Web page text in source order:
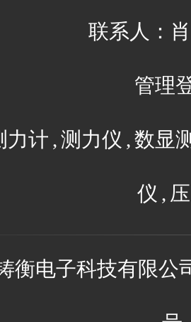
联系人：
管理
力计 , 测力仪 , 数显
仪 ,
衡电子科技有限公